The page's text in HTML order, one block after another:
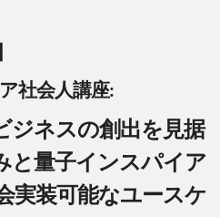
社会人講座:
ジネスの創出を見据
と量子インスパイア
実装可能なユースケ